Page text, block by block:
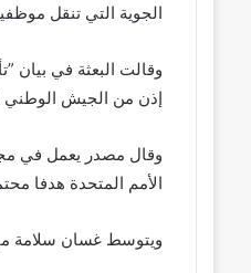
الجوية التي تنقل
وقالت البعثة في بيان
إذن من الجيش الوطني
وقال مصدر يعمل في
الأمم المتحدة هدفا
ويتوسط غسان سلامة